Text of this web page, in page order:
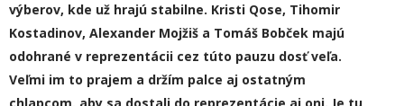
výberov, kde už hrajú stabilne. Kristi Qose, Tihomir
Kostadinov, Alexander Mojžiš a Tomáš Bobček majú
odohrané v reprezentácii cez túto pauzu dosťveľa.
Veľmi im to prajem a držím palce aj ostatným